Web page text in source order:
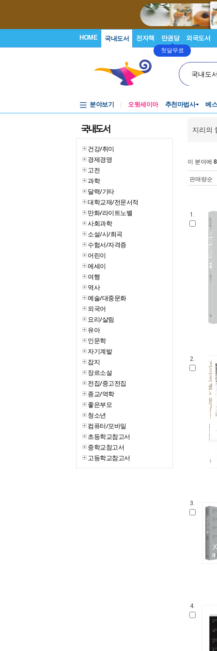
HOME 국내도서 전자책 만권당
첫달무료
외국도서
국내도
분야보기 오뒷세이아 추천마법사 베
국내도서
건강/취미
경제경영
고전
과학
달력/기타
대학교재/전문서적
만화/라이트노벨
사회과학
소설/시/희곡
수험서/자격증
어린이
에세이
여행
역사
예술/대중문화
외국어
요리/살림
유아
인문학
자기계발
잡지
장르소설
전집/중고전집
종교/역학
좋은부모
청소년
컴퓨터/모바일
초등학교참고서
중학교참고서
고등학교참고서
지리의
이 분야에 8
판매량순
1.
2.
3.
4.